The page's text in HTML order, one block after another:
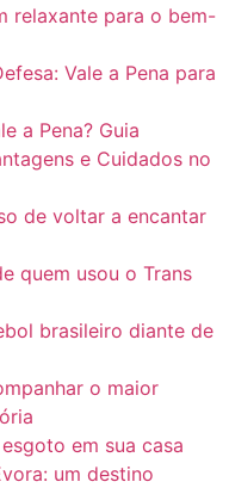
relaxante para o bem-
Vale a Pena para
a Pena? Guia
e Cuidados no
de voltar a encantar
quem usou o Trans
brasileiro diante de
o maior
em sua casa
um destino